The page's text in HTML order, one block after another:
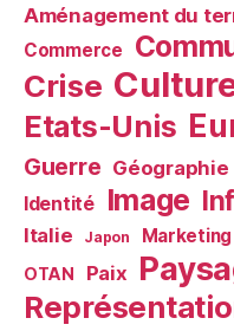
Aménagement du
Commerce
Crise
Etats-Unis
Guerre Géographie
Identité Image
Italie Japon Marketing
OTAN Paix